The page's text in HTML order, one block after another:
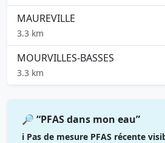
MAUREVILLE
3.3 km
MOURVILLES-BASSES
3.3 km
🔎 “PFAS dans mon eau”
ℹ️ Pas de mesure PFAS récente